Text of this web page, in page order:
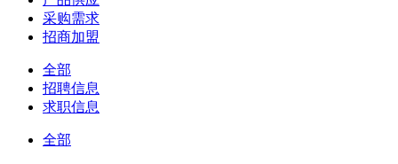
采购需求
招商加盟
全部
招聘信息
求职信息
全部